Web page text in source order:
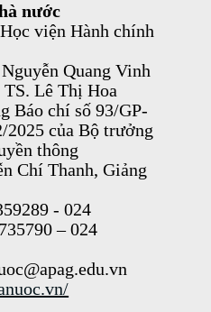
nước
viện Hành chính
Quang Vinh
Lê Thị Hoa
Báo chí số 93/GP-
2025 của Bộ trưởng
thông
Chí Thanh, Giảng
- 024
– 024